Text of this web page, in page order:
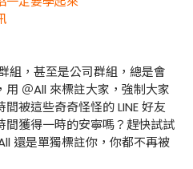
組，甚至是公司群組，總是會
＠All 來標註大家，強制大家
被這些奇奇怪怪的 LINE 好友
獲得一時的安寧嗎？趕快試試
還是單獨標註你，你都不再被